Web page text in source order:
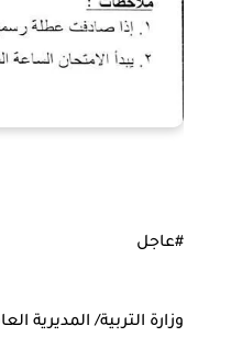
#عاجل
وزارة التربية/ المديرية